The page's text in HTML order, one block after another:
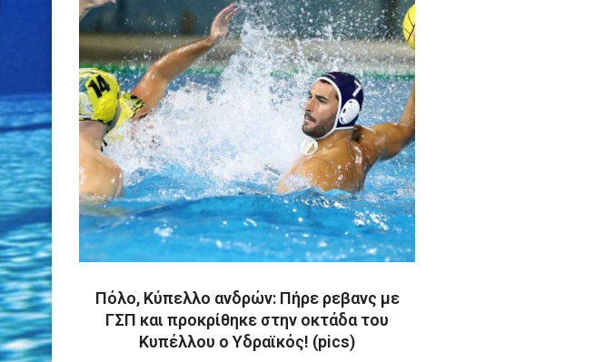
Πόλο, Κύπελλο ανδρών: Πήρε ρεβανς με
ΓΣΠ και προκρίθηκε στην οκτάδα του
Κυπέλλου ο Υδραϊκός! (pics)